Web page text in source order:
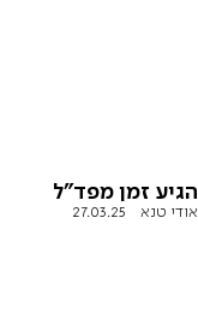
הגיע זמן מפד"ל
אודי טנא 27.03.25